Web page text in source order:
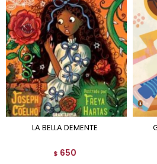
LA BELLA DEMENTE
$ 650